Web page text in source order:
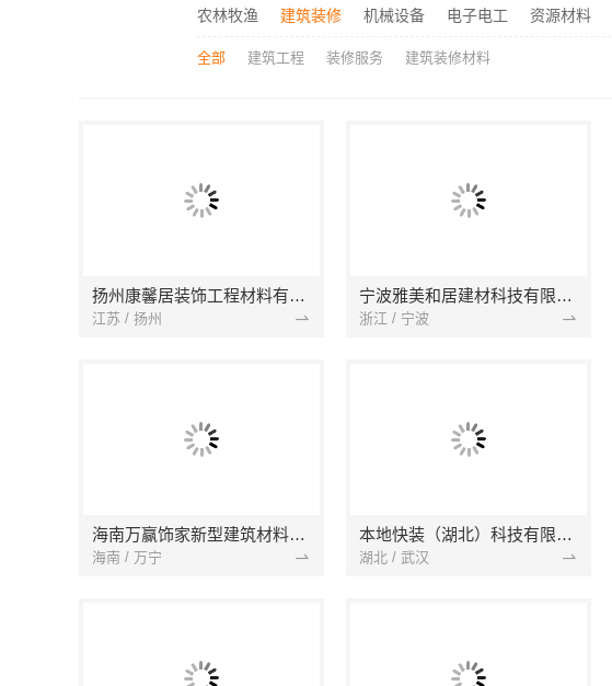
农林牧渔
建筑装修 机械设备 电子电工 资源材料
全部 建筑工程 装修服务 建筑装修材料
扬州康馨居装饰工程材料有限公司
江苏 / 扬州
宁波雅美和居建材科技有限公司
浙江 / 宁波
海南万赢饰家新型建筑材料有限公司
海南 / 万宁
本地快装（湖北）科技有限公司
湖北 / 武汉